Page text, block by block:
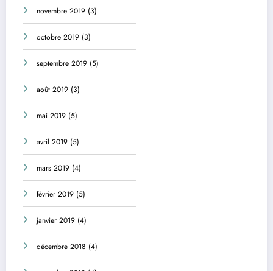
novembre 2019 (3)
octobre 2019 (3)
septembre 2019 (5)
août 2019 (3)
mai 2019 (5)
avril 2019 (5)
mars 2019 (4)
février 2019 (5)
janvier 2019 (4)
décembre 2018 (4)